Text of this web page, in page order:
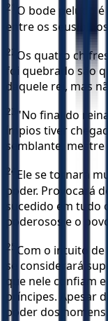
21
O bode peludo
entre os seus
22 Os quatro
foi quebrado são
daquele rei, mas
23 "No final do
ímpios tiver
semblante, mestre
24 Ele se tornará
poder. Provocará
sucedido em tudo
poderosos e o
25 Com o intuito
se considerará
que nele confiam
príncipes. Apesar
poder dos homens.